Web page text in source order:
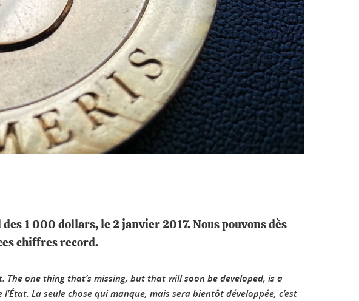
1 000 dollars, le 2 janvier 2017. Nous pouvons dès
chiffres record.
one thing that’s missing, but that will soon be developed, is a
La seule chose qui manque, mais sera bientôt développée, c’est